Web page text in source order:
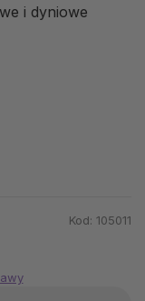
i dyniowe
Kod: 105011